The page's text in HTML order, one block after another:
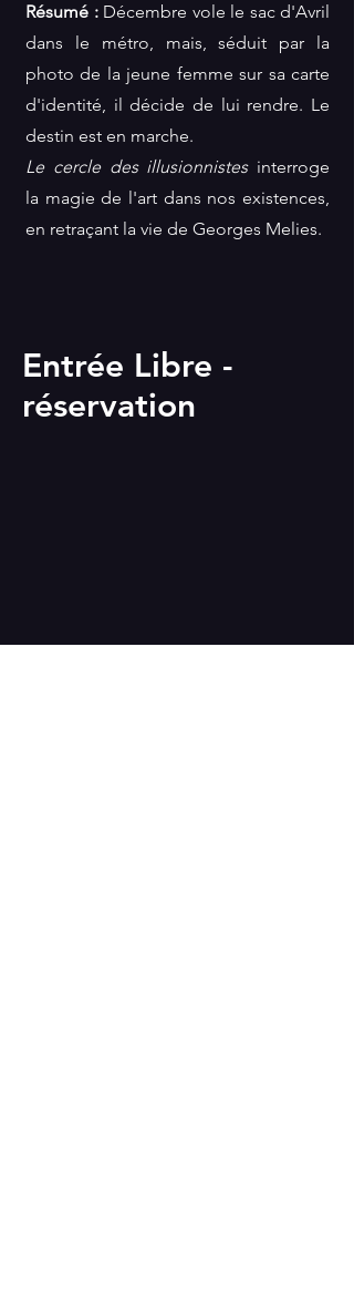
Résumé : Décembre vole le sac d'Avril
dans le métro, mais, séduit par la
photo de la jeune femme sur sa carte
d'identité, il décide de lui rendre. Le
destin est en marche.
Le cercle des illusionnistesinterroge
la magie de l'art dans nos existences,
en retraçant la vie de Georges Melies.
Entrée Libre -
réservation